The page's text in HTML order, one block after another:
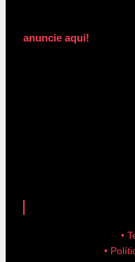
anuncie aqui!
•
•